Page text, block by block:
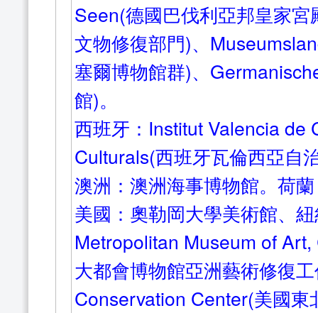
Seen(德國巴伐利亞邦皇家
文物修復部門)、
塞爾博物館群)、
館)。
西班牙：Institut Valencia
Culturals(西班牙瓦倫西亞自
澳洲：澳洲海事博物館。荷
美國：奧勒岡大學美術館、
Metropolitan Museum of
大都會博物館亞洲藝術修復
Conservation Center(美國